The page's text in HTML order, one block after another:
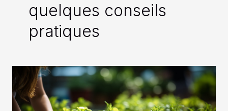
quelques conseils
pratiques